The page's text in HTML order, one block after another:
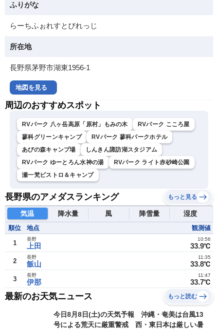
ふりがな
らーちふぉれすとびれっじ
所在地
長野県茅野市湖東1956-1
地図を見る
周辺のおすすめスポット
RVパーク 八ヶ岳高原「原村」もみの木
RVパーク こころ屋
蓼科グリーンキャンプ
RVパーク 蓼科パークホテル
あぴの森キャンプ場
しんきん諏訪湖スタジアム
RVパーク ゆーとろん水神の湯
RVパーク ライト赤砂崎公園
瀬一梵ビストロ＆キャンプ
長野県のアメダスランキング もっと見る
気温 降水量 風 降雪量 湿度
順位 地点 観測値
1 上田
長野
33.9℃
10:56
2 飯山
長野
33.8℃
11:35
3 伊那
長野
33.7℃
11:47
最新のお天気ニュース もっと読む
今日8月8日(土)の天気予報 沖縄・奄美は台風13
号による荒天に厳重警戒 西・東日本は厳しい暑